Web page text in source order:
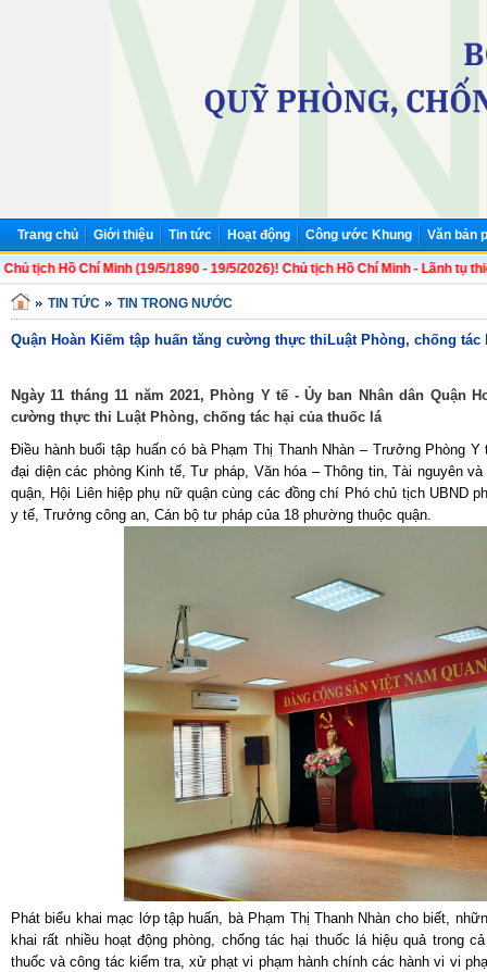
Trang chủ Giới thiệu Tin tức Hoạt động Công ước Khung Văn bản
tịch Hồ Chí Minh (19/5/1890 - 19/5/2026)! Chủ tịch Hồ Chí Minh - Lãnh tụ
TIN TỨC TIN TRONG NƯỚC
Quận Hoàn Kiếm tập huấn tăng cường thực thiLuật Phòng, chống tác
Ngày 11 tháng 11 năm 2021, Phòng Y tế - Ủy ban Nhân dân Quận
cường thực thi Luật Phòng, chống tác hại của thuốc lá
Điều hành buổi tập huấn có bà Phạm Thị Thanh Nhàn – Trưởng Phòng
đại diện các phòng Kinh tế, Tư pháp, Văn hóa – Thông tin, Tài nguyên
quận, Hội Liên hiệp phụ nữ quận cùng các đồng chí Phó chủ tịch UBND
y tế, Trưởng công an, Cán bộ tư pháp của 18 phường thuộc quận.
Phát biểu khai mạc lớp tập huấn, bà Phạm Thị Thanh Nhàn cho biết,
khai rất nhiều hoạt động phòng, chống tác hại thuốc lá hiệu quả trong
thuốc và công tác kiểm tra, xử phạt vi phạm hành chính các hành vi vi